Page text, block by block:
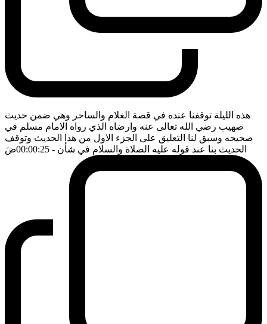
هذه الليلة توقفنا عنده في قصة الغلام والساحر وهي ضمن حديث
صهيب رضي الله تعالى عنه وارضاه الذي رواه الامام مسلم في
صحيحه وسبق لنا التعليق على الجزء الاول من هذا الحديث وتوقف
الحديث بنا عند قوله عليه الصلاة والسلام في شأن - 00:00:25 ضَ